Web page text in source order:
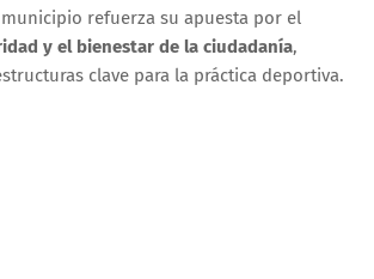
refuerza su apuesta por el
y el bienestar de la ciudadanía,
clave para la práctica deportiva.